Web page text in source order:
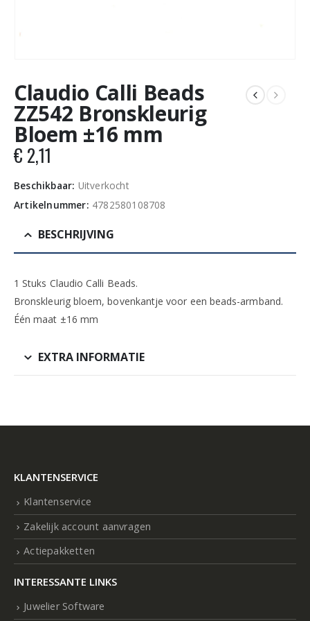
Claudio Calli Beads
ZZ542 Bronskleurig
Bloem ±16 mm
€ 2,11
Beschikbaar: Uitverkocht
Artikelnummer: 4782580108708
BESCHRIJVING
1 Stuks Claudio Calli Beads.
Bronskleurig bloem, bovenkantje voor een beads-armband.
Één maat ±16 mm
EXTRA INFORMATIE
KLANTENSERVICE
Klantenservice
Zakelijk account aanvragen
Actiepakketten
INTERESSANTE LINKS
Juwelier Software